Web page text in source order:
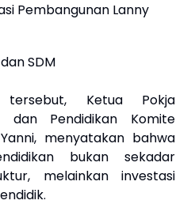
Pembangunan Lanny
SDM
tersebut, Ketua Pokja
dan Pendidikan Komite
menyatakan bahwa
bukan sekadar
melainkan investasi